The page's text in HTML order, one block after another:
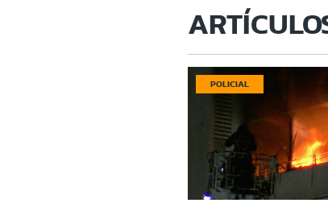
POLICIAL